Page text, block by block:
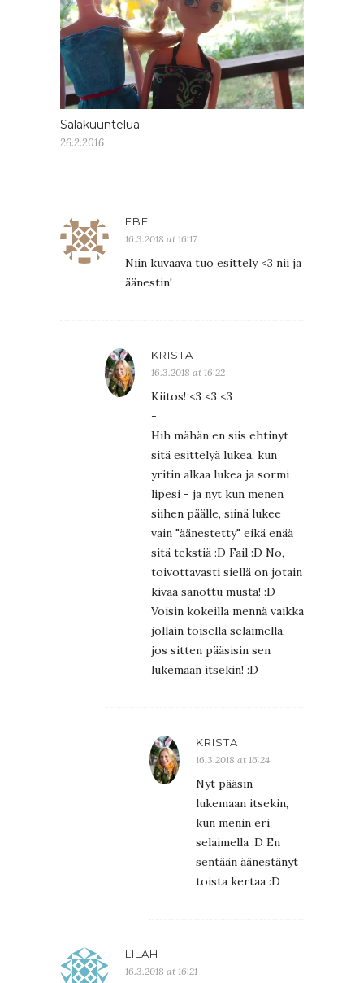
Salakuuntelua
26.2.2016
EBE
16.3.2018 at 16:17
Niin kuvaava tuo esittely <3 nii ja
äänestin!
KRISTA
16.3.2018 at 16:22
Kiitos! <3 <3 <3
-
Hih mähän en siis ehtinyt
sitä esittelyä lukea, kun
yritin alkaa lukea ja sormi
lipesi - ja nyt kun menen
siihen päälle, siinä lukee
vain "äänestetty" eikä enää
sitä tekstiä :D Fail :D No,
toivottavasti siellä on jotain
kivaa sanottu musta! :D
Voisin kokeilla mennä vaikka
jollain toisella selaimella,
jos sitten pääsisin sen
lukemaan itsekin! :D
KRISTA
16.3.2018 at 16:24
Nyt pääsin
lukemaan itsekin,
kun menin eri
selaimella :D En
sentään äänestänyt
toista kertaa :D
LILAH
16.3.2018 at 16:21